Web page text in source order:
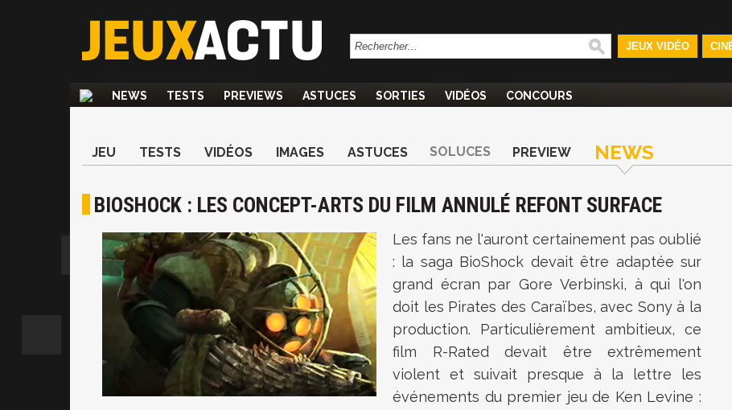
JEUX VIDÉO
NEWS TESTS PREVIEWS ASTUCES SORTIES VIDÉOS CONCOURS
JEU TESTS VIDÉOS IMAGES ASTUCES SOLUCES PREVIEW NEWS
BIOSHOCK : LES CONCEPT-ARTS DU FILM ANNULÉ REFONT SURFACE
Les fans ne l'auront certainement pas oublié
: la saga BioShock devait être adaptée sur
grand écran par Gore Verbinski, à qui l'on
doit les Pirates des Caraïbes, avec Sony à la
production. Particulièrement ambitieux, ce
film R-Rated devait être extrêmement
violent et suivait presque à la lettre les
événements du premier jeu de Ken Levine :